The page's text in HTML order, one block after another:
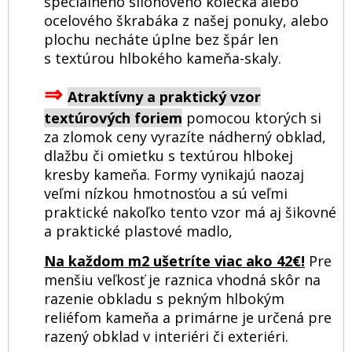
ocelového škrabáka z našej ponuky, alebo
plochu necháte úplne bez špár len
s textúrou hlbokého kameňa-skaly.
⇒ Atraktívny a praktický vzor
textúrových foriem pomocou ktorých si
za zlomok ceny vyrazíte nádherný obklad,
dlažbu či omietku s textúrou hlbokej
kresby kameňa. Formy vynikajú naozaj
veľmi nízkou hmotnosťou a sú veľmi
praktické nakoľko tento vzor má aj šikovné
a praktické plastové madlo,
Na každom m2 ušetríte viac ako 42€! Pre
menšiu veľkosť je raznica vhodná skôr na
razenie obkladu s pekným hlbokým
reliéfom kameňa a primárne je určená pre
razený obklad v interiéri či exteriéri.